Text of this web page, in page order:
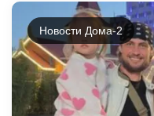
Новости Дома-2